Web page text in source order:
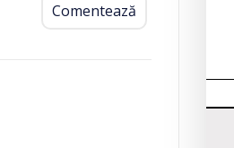
Comentează